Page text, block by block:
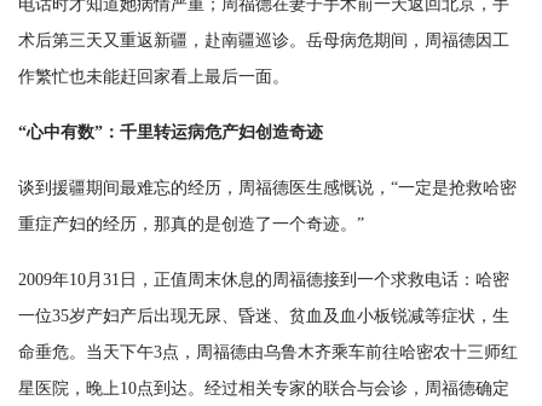
电话时才知道她病情严重；周福德在妻子手术前一天返回北京，手
术后第三天又重返新疆，赴南疆巡诊。岳母病危期间，周福德因工
作繁忙也未能赶回家看上最后一面。
“心中有数”：千里转运病危产妇创造奇迹
谈到援疆期间最难忘的经历，周福德医生感慨说，“一定是抢救哈密
重症产妇的经历，那真的是创造了一个奇迹。”
2009年10月31日，正值周末休息的周福德接到一个求救电话：哈密
一位35岁产妇产后出现无尿、昏迷、贫血及血小板锐减等症状，生
命垂危。当天下午3点，周福德由乌鲁木齐乘车前往哈密农十三师红
星医院，晚上10点到达。经过相关专家的联合与会诊，周福德确定